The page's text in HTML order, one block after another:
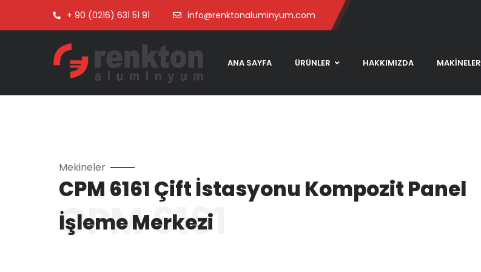
+ 90 (0216) 631 51 91 info@renktonaluminyum.com
ANA SAYFA ÜRÜNLER HAKKIMIZDA MAKİNELER
CPM 6161
Mekineler
CPM 6161 Çift İstasyonu Kompozit Panel
İşleme Merkezi